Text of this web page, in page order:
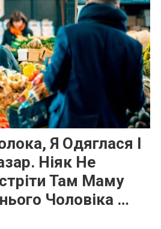
Я Одяглася І
Ніяк Не
Там Маму
Чоловіка …